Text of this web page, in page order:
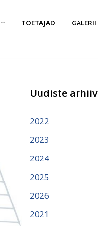
TOETAJAD
GALERII
Uudiste arhiiv
2022
2023
2024
2025
2026
2021